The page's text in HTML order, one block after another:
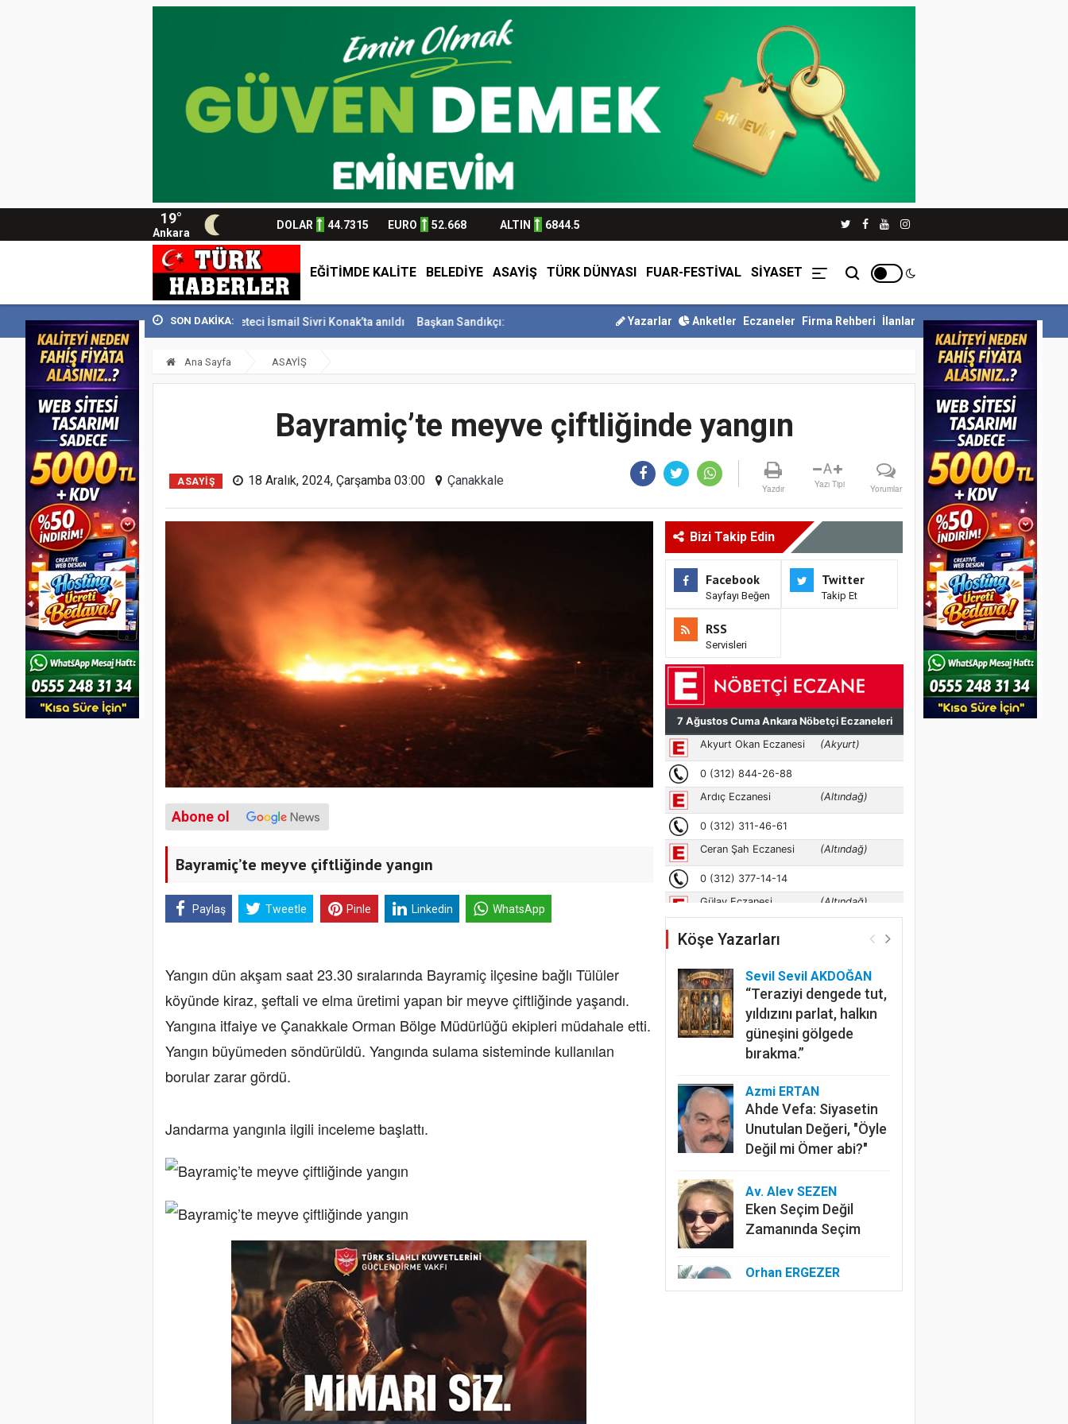
19°
Ankara
DOLAR 44.7315 EURO 52.668 ALTIN 6844.5
EĞİTİMDE KALİTE BELEDİYE ASAYİŞ TÜRK DÜNYASI FUAR-FESTİVAL SİYASET
SON DAKİKA:
129 bin kişiyi... Usta Gazeteci İsmail Sivri Konak’ta anıldı Başkan Sandıkçı: ”Hemşehrilerimizle olan güçl... Başkan Altay Umre Ödüllü Siyer Yarışmasını Ka... İnegöl Belediyesi Çevre Zabıtasından
Yazarlar Anketler Eczaneler Firma Rehberi İlanlar
Ana Sayfa ASAYİŞ
Bayramiç’te meyve çiftliğinde yangın
ASAYİŞ 18 Aralık, 2024, Çarşamba 03:00 Çanakkale
Yazdır
A
Yazı Tipi Yorumlar
Abone ol
Bayramiç’te meyve çiftliğinde yangın
Paylaş Tweetle Pinle Linkedin WhatsApp
Yangın dün akşam saat 23.30 sıralarında Bayramiç ilçesine bağlı Tülüler
köyünde kiraz, şeftali ve elma üretimi yapan bir meyve çiftliğinde yaşandı.
Yangına itfaiye ve Çanakkale Orman Bölge Müdürlüğü ekipleri müdahale etti.
Yangın büyümeden söndürüldü. Yangında sulama sisteminde kullanılan
borular zarar gördü.
Jandarma yangınla ilgili inceleme başlattı.
Bizi Takip Edin
Facebook
Sayfayı Beğen
Twitter
Takip Et
RSS
Servisleri
Köşe Yazarları
Sevil Sevil AKDOĞAN
“Teraziyi dengede tut,
yıldızını parlat, halkın
güneşini gölgede
bırakma.”
Azmi ERTAN
Ahde Vefa: Siyasetin
Unutulan Değeri, "Öyle
Değil mi Ömer abi?"
Av. Alev SEZEN
Eken Seçim Değil
Zamanında Seçim
Orhan ERGEZER
Kelimelerle Başlayan